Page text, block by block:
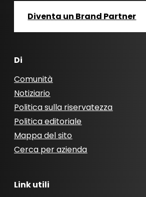
Diventa un Brand Partner
Di
Comunità
Notiziario
Politica sulla riservatezza
Politica editoriale
Mappa del sito
Cerca per azienda
Link utili